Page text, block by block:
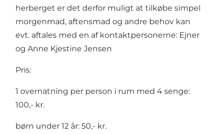
herberget er det derfor muligt at tilkøbe simpel
morgenmad, aftensmad og andre behov kan
evt. aftales med en af kontaktpersonerne: Ejner
og Anne Kjestine Jensen
Pris:
1 overnatning per person i rum med 4 senge:
100,- kr.
børn under 12 år: 50,- kr.